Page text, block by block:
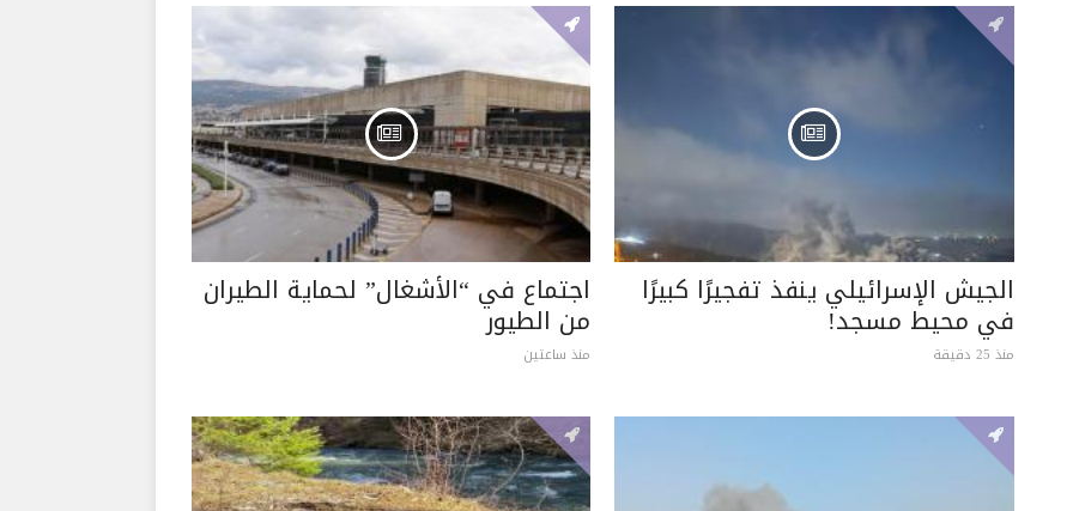
الجيش الإسرائيلي ينفذ تفجيرًا كبيرًا
في محيط مسجد!
منذ 25 دقيقة
اجتماع في “الأشغال” لحماية الطيران
من الطيور
منذ ساعتين